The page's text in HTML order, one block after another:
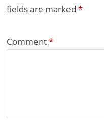
fields are marked*
Comment*